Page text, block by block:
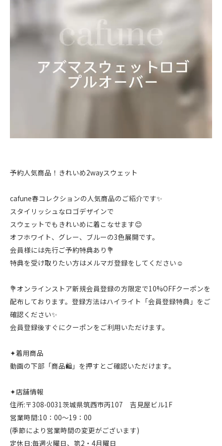
予約人気商品！きれいめ2wayスウェット
cafune春コレクションの人気商品のご紹介です✨
スタイリッシュなロゴデザインで
スウェットでもきれいめに着こなせます😊
オフホワイト、グレー、ブルーの3色展開です。
会員様には先行ご予約特典あり💐
特典を受け取りたい方はメルマガ登録をしてください☺️
💐オンラインストア新規会員登録の方限定で10%OFFクーポンを
配布しております。登録方法はハイライト「会員登録特典」をご
確認ください✨
会員登録後すぐにクーポンをご利用いただけます。
✦着用商品
動画の下部「商品🛍️」を押すとご確認いただけます。
✦店舗情報
住所:〒308-0031茨城県筑西市丙107 吉見屋ビル1F
営業時間:10：00～19：00
(季節により営業時間の変更がございます)
定休日:毎週火曜日、第2・4月曜日